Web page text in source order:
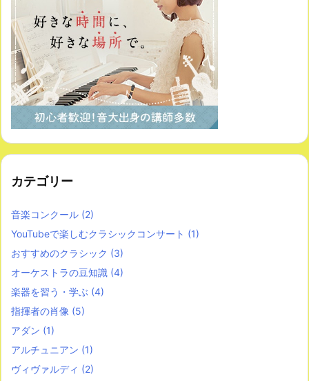
カテゴリー
音楽コンクール (2)
YouTubeで楽しむクラシックコンサート (1)
おすすめのクラシック (3)
オーケストラの豆知識 (4)
楽器を習う・学ぶ (4)
指揮者の肖像 (5)
アダン (1)
アルチュニアン (1)
ヴィヴァルディ (2)